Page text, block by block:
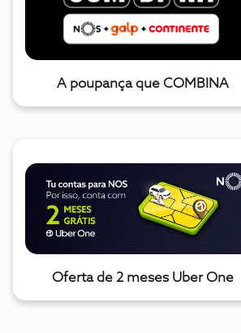
A poupança que COMBINA
Oferta de 2 meses Uber One